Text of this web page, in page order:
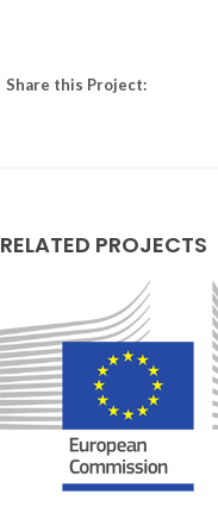
Share this Project:
RELATED PROJECTS